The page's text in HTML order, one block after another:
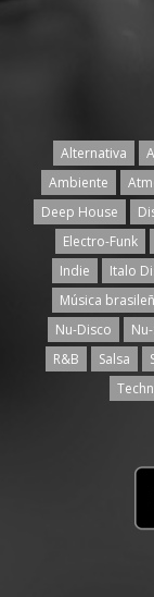
Alternativa
Ambiente
Deep House
Electro-Funk
Indie
Italo
Música
Nu-Disco
R&B
Salsa